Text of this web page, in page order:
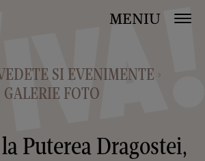
MENIU
SI EVENIMENTE >
GALERIE FOTO
Puterea Dragostei,